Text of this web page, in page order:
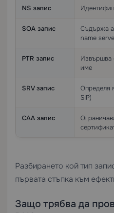
NS запис
SOA запис
Съдържа
name
PTR запис
Извършва
име
SRV запис
Определя
SIP)
CAA запис
Разбирането кой тип
първата стъпка към
Защо трябва да